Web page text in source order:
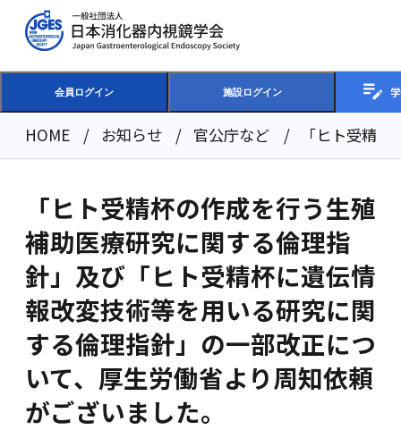
会員ログイン 施設ログイン
HOME お知らせ 官公庁など 「ヒト受精
「ヒト受精杯の作成を行う生殖
補助医療研究に関する倫理指
針」及び「ヒト受精杯に遺伝情
報改変技術等を用いる研究に関
する倫理指針」の一部改正につ
いて、厚生労働省より周知依頼
がございました。